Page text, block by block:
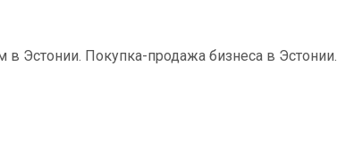
Эстонии. Покупка-продажа бизнеса в Эстонии.